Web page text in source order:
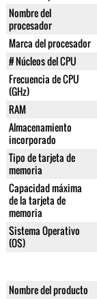
Nombre del
procesador
Marca del procesador
# Núcleos del CPU
Frecuencia de CPU
(GHz)
RAM
Almacenamiento
incorporado
Tipo de tarjeta de
memoria
Capacidad máxima
de la tarjeta de
memoria
Sistema Operativo
(OS)
Nombre del producto